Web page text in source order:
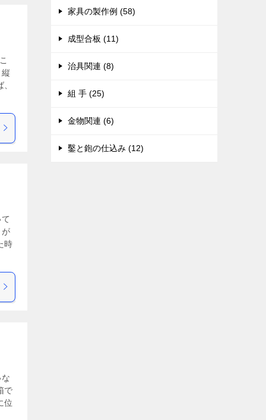
縦
が
時
で
位
家具の製作例 (58)
成型合板 (11)
治具関連 (8)
組 手 (25)
金物関連 (6)
鑿と鉋の仕込み (12)